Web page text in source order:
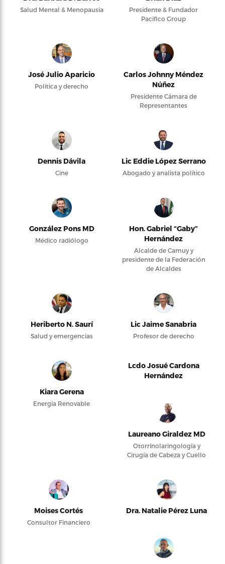
Salud Mental & Menopausia
Presidente & Fundador
Pacifico Group
José Julio Aparicio
Política y derecho
Carlos Johnny Méndez
Núñez
Presidente Cámara de
Representantes
Dennis Dávila
Cine
Lic Eddie López Serrano
Abogado y analista político
González Pons MD
Médico radiólogo
Hon. Gabriel “Gaby”
Hernández
Alcalde de Camuy y
presidente de la Federación
de Alcaldes
Heriberto N. Saurí
Salud y emergencias
Lic Jaime Sanabria
Profesor de derecho
Kiara Gerena
Energía Renovable
Lcdo Josué Cardona
Hernández
Laureano Giraldez MD
Otorrinolaringología y
Cirugía de Cabeza y Cuello
Moises Cortés
Consultor Financiero
Dra. Natalie Pérez Luna